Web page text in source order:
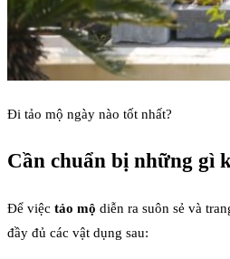
Đi tảo mộ ngày nào tốt nhất?
Cần chuẩn bị những gì
Để việc tảo mộ diễn ra suôn sẻ và
đầy đủ các vật dụng sau: